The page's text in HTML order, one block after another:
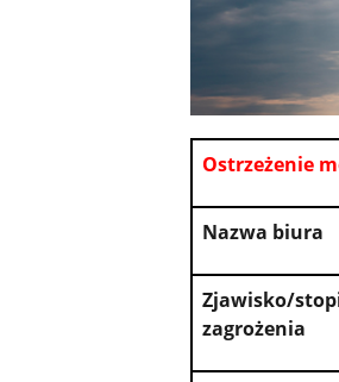
Ostrzeżenie
Nazwa biura
Zjawisko/
zagrożenia